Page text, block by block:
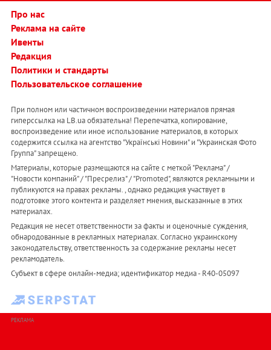
Про нас
Реклама на сайте
Ивенты
Редакция
Политики и стандарты
Пользовательское соглашение
При полном или частичном воспроизведении материалов прямая
гиперссылка на LB.ua обязательна! Перепечатка, копирование,
воспроизведение или иное использование материалов, в которых
содержится ссылка на агентство "Українськi Новини" и "Украинская Фото
Группа" запрещено.
Материалы, которые размещаются на сайте с меткой "Реклама" /
"Новости компаний" / "Пресрелиз" / "Promoted", являются рекламными и
публикуются на правах рекламы. , однако редакция участвует в
подготовке этого контента и разделяет мнения, высказанные в этих
материалах.
Редакция не несет ответственности за факты и оценочные суждения,
обнародованные в рекламных материалах. Согласно украинскому
законодательству, ответственность за содержание рекламы несет
рекламодатель.
Субъект в сфере онлайн-медиа; идентификатор медиа - R40-05097
РЕКЛАМА